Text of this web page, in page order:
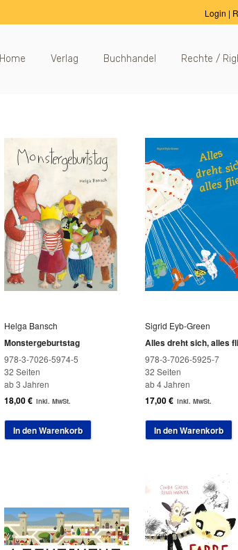
Login |
Home Verlag Buchhandel Rechte /
Helga Bansch
Monstergeburtstag
978-3-7026-5974-5
32 Seiten
ab 3 Jahren
18,00€ inkl. MwSt.
In den Warenkorb
Sigrid Eyb-Green
Alles dreht sich, alles
978-3-7026-5925-7
32 Seiten
ab 4 Jahren
17,00€ inkl. MwSt.
In den Warenkorb